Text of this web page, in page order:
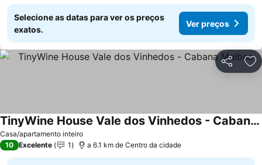
Selecione as datas para ver os preços
exatos.
Ver preços
Partilhar
Casa/apartamento inteiro
TinyWine House Vale dos Vinhedos - Cabana Malbec
10 Excelente 1 a 6.1 km de Centro da cidade